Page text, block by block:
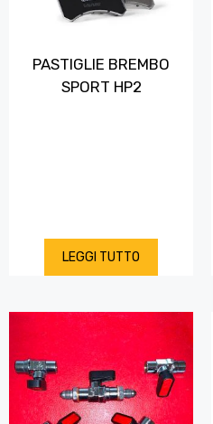
PASTIGLIE BREMBO
SPORT HP2
LEGGI TUTTO